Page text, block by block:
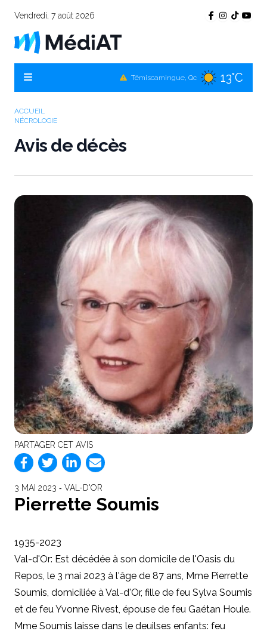
Vendredi, 7 août 2026
Témiscamingue, Qc 13°C
15°C
ACCUEIL
NÉCROLOGIE
Avis de décès
PARTAGER CET AVIS
3 MAI 2023 ‐ VAL-D'OR
Pierrette Soumis
1935-2023
Val-d'Or: Est décédée à son domicile de l'Oasis du
Repos, le 3 mai 2023 à l'âge de 87 ans, Mme Pierrette
Soumis, domiciliée à Val-d'Or, fille de feu Sylva Soumis
et de feu Yvonne Rivest, épouse de feu Gaétan Houle.
Mme Soumis laisse dans le deuilses enfants: feu